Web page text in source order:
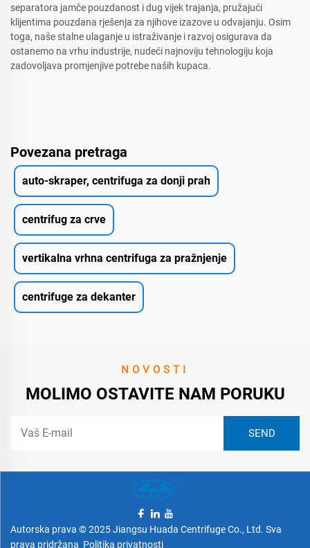
separatora jamče pouzdanost i dug vijek trajanja, pružajući
klijentima pouzdana rješenja za njihove izazove u odvajanju. Osim
toga, naše stalne ulaganje u istraživanje i razvoj osigurava da
ostanemo na vrhu industrije, nudeći najnoviju tehnologiju koja
zadovoljava promjenjive potrebe naših kupaca.
Povezana pretraga
auto-skraper, centrifuga za donji prah
centrifug za crve
vertikalna vrhna centrifuga za pražnjenje
centrifuge za dekanter
NOVOSTI
MOLIMO OSTAVITE NAM PORUKU
Autorska prava © 2025 Jiangsu Huada Centrifuge Co., Ltd. Sva
prava pridržana Politika privatnosti